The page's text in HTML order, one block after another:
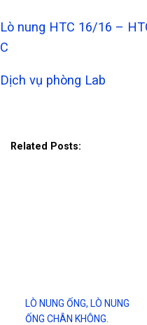
Lò nung HTC 16/16 –
C
Dịch vụ phòng Lab
Related Posts:
LÒ NUNG ỐNG, LÒ NUNG
ỐNG CHÂN KHÔNG.